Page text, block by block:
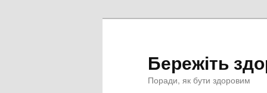
Бережіть
Поради, як бути здоровим